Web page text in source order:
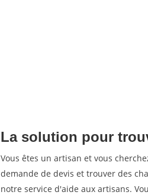
La solution pour
Vous êtes un artisan et vous
demande de devis et trouver des
notre service d'aide aux artisans.